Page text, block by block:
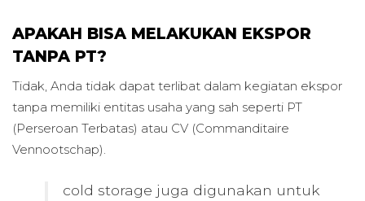
APAKAH BISA MELAKUKAN EKSPOR
TANPA PT?
Tidak, Anda tidak dapat terlibat dalam kegiatan ekspor
tanpa memiliki entitas usaha yang sah seperti PT
(Perseroan Terbatas) atau CV (Commanditaire
Vennootschap).
cold storage juga digunakan untuk